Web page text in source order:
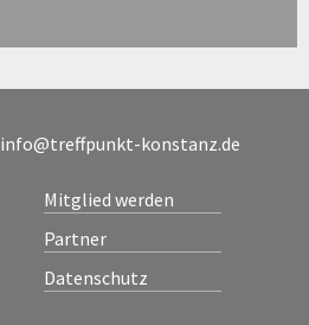
info@treffpunkt-konstanz.de
Mitglied werden
Partner
Datenschutz